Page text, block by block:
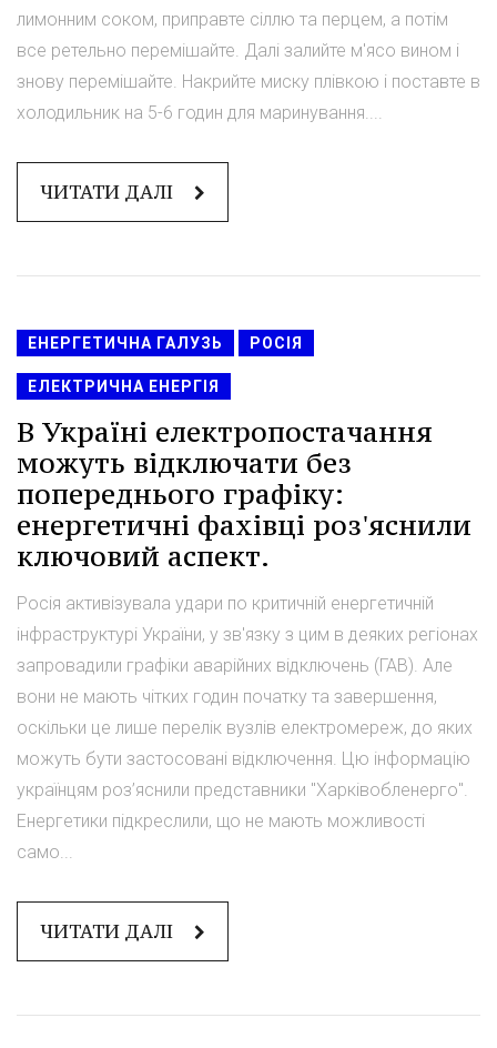
лимонним соком, приправте сіллю та перцем, а потім
все ретельно перемішайте. Далі залийте м'ясо вином і
знову перемішайте. Накрийте миску плівкою і поставте в
холодильник на 5-6 годин для маринування....
ЧИТАТИ ДАЛІ
ЕНЕРГЕТИЧНА ГАЛУЗЬ РОСІЯ
ЕЛЕКТРИЧНА ЕНЕРГІЯ
В Україні електропостачання
можуть відключати без
попереднього графіку:
енергетичні фахівці роз'яснили
ключовий аспект.
Росія активізувала удари по критичній енергетичній
інфраструктурі України, у зв'язку з цим в деяких регіонах
запровадили графіки аварійних відключень (ГАВ). Але
вони не мають чітких годин початку та завершення,
оскільки це лише перелік вузлів електромереж, до яких
можуть бути застосовані відключення. Цю інформацію
українцям роз’яснили представники "Харківобленерго".
Енергетики підкреслили, що не мають можливості
само...
ЧИТАТИ ДАЛІ